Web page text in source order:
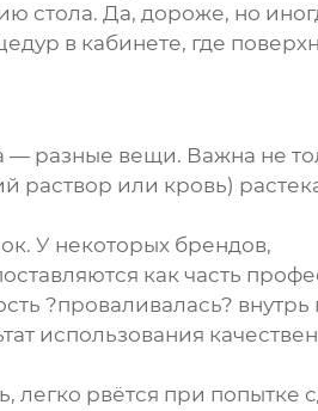
стола. Да, дороже, но
в кабинете, где
— разные вещи. Важна не
раствор или кровь)
У некоторых брендов,
как часть
?проваливалась? внутрь
использования
рвётся при попытке